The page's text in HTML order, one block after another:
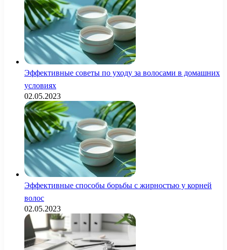
Эффективные советы по уходу за волосами в домашних
условиях
02.05.2023
Эффективные способы борьбы с жирностью у корней
волос
02.05.2023